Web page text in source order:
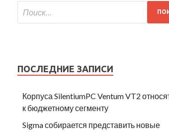
ПОСЛЕДНИЕ ЗАПИСИ
Корпуса SilentiumPC Ventum VT2
к бюджетному сегменту
Sigma собирается представить новые